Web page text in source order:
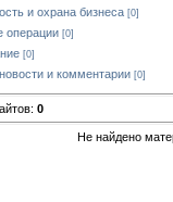
и охрана бизнеса [0]
операции [0]
[0]
и комментарии [0]
: 0
Не найдено